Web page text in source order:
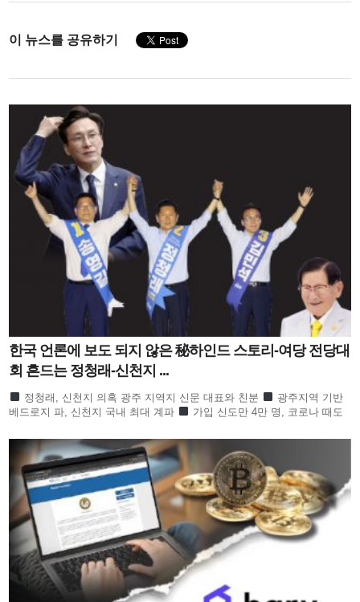
이 뉴스를 공유하기
한국 언론에 보도 되지 않은 秘하인드 스토리-여당 전당대
회 흔드는 정청래-신천지 ...
정청래, 신천지 의혹 광주 지역지 신문 대표와 친분
광주지역 기반
베드로지 파, 신천지 국내 최대 계파
가입 신도만 4만 명, 코로나 때도